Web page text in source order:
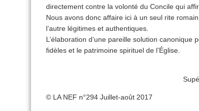
directement contre la volonté du Concile qui
Nous avons donc affaire ici à un seul rite
l’autre légitimes et authentiques.
L’élaboration d’une pareille solution
fidèles et le patrimoine spirituel de l’Église.
© LA NEF n°294 Juillet-août 2017